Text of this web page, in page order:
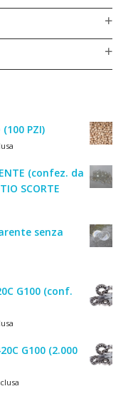
PZI)
(confez. da
SCORTE
senza
G100 (conf.
G100 (2.000